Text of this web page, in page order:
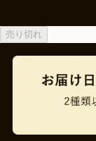
売り切れ